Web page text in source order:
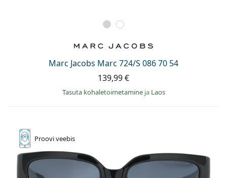
Marc Jacobs Marc 724/S 086 70 54
139,99 €
Tasuta kohaletoimetamine ja Laos
Prooviveebis